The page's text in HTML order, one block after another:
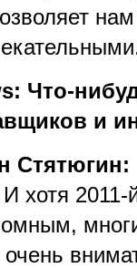
Что-
и
Стятюгин:
И хотя
очень